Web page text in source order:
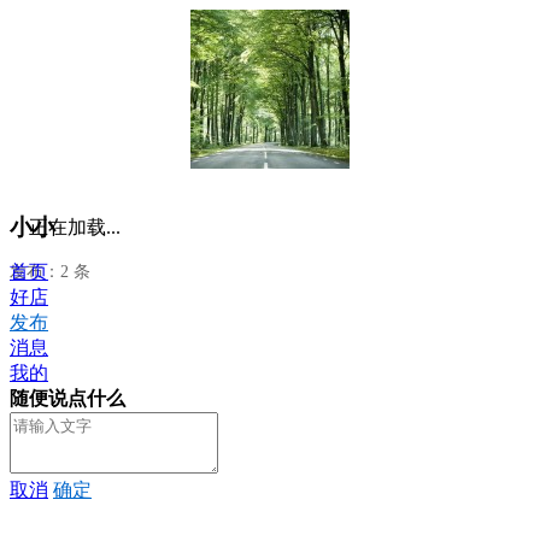
小小
发布：2 条
正在加载...
首页
好店
发布
消息
我的
随便说点什么
取消 确定